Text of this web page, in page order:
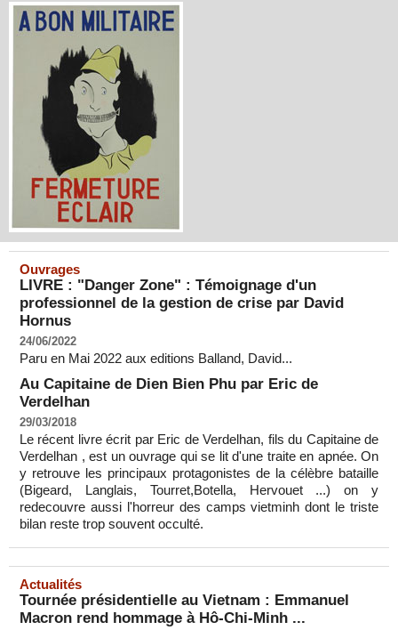
Ouvrages
LIVRE : "Danger Zone" : Témoignage d'un
professionnel de la gestion de crise par David
Hornus
24/06/2022
Paru en Mai 2022 aux editions Balland, David...
Au Capitaine de Dien Bien Phu par Eric de
Verdelhan
29/03/2018
Le récent livre écrit par Eric de Verdelhan, fils du Capitaine de
Verdelhan , est un ouvrage qui se lit d'une traite en apnée. On
y retrouve les principaux protagonistes de la célèbre bataille
(Bigeard, Langlais, Tourret,Botella, Hervouet ...) on y
redecouvre aussi l'horreur des camps vietminh dont le triste
bilan reste trop souvent occulté.
Actualités
Tournée présidentielle au Vietnam : Emmanuel
Macron rend hommage à Hô-Chi-Minh ...